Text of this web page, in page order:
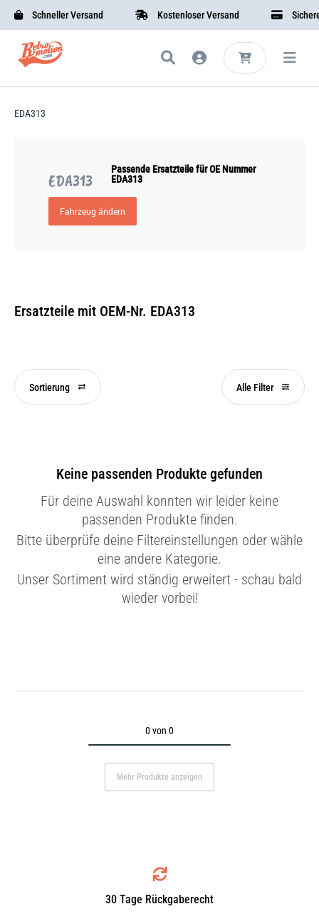
Schneller Versand Kostenloser Versand Sichere
EDA313
EDA313
Passende Ersatzteile für OE Nummer
EDA313
Fahrzeug ändern
Ersatzteile mit OEM-Nr. EDA313
Sortierung Alle Filter
Keine passenden Produkte gefunden
Für deine Auswahl konnten wir leider keine
passenden Produkte finden.
Bitte überprüfe deine Filtereinstellungen oder wähle
eine andere Kategorie.
Unser Sortiment wird ständig erweitert - schau bald
wieder vorbei!
0 von 0
Mehr Produkte anzeigen
30 Tage Rückgaberecht